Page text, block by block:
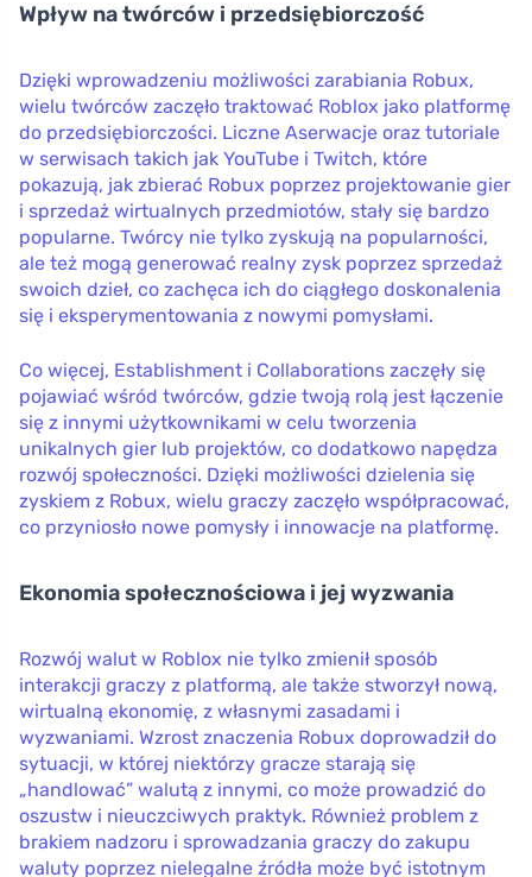
Wpływ na twórców i przedsiębiorczość
Dzięki wprowadzeniu możliwości zarabiania Robux,
wielu twórców zaczęło traktować Roblox jako platformę
do przedsiębiorczości. Liczne Aserwacje oraz tutoriale
w serwisach takich jak YouTube i Twitch, które
pokazują, jak zbierać Robux poprzez projektowanie gier
i sprzedaż wirtualnych przedmiotów, stały się bardzo
popularne. Twórcy nie tylko zyskują na popularności,
ale też mogą generować realny zysk poprzez sprzedaż
swoich dzieł, co zachęca ich do ciągłego doskonalenia
się i eksperymentowania z nowymi pomysłami.
Co więcej, Establishment i Collaborations zaczęły się
pojawiać wśród twórców, gdzie twoją rolą jest łączenie
się z innymi użytkownikami w celu tworzenia
unikalnych gier lub projektów, co dodatkowo napędza
rozwój społeczności. Dzięki możliwości dzielenia się
zyskiem z Robux, wielu graczy zaczęło współpracować,
co przyniosło nowe pomysły i innowacje na platformę.
Ekonomia społecznościowa i jej wyzwania
Rozwój walut w Roblox nie tylko zmienił sposób
interakcji graczy z platformą, ale także stworzył nową,
wirtualną ekonomię, z własnymi zasadami i
wyzwaniami. Wzrost znaczenia Robux doprowadził do
sytuacji, w której niektórzy gracze starają się
„handlować” walutą z innymi, co może prowadzić do
oszustw i nieuczciwych praktyk. Również problem z
brakiem nadzoru i sprowadzania graczy do zakupu
waluty poprzez nielegalne źródła może być istotnym